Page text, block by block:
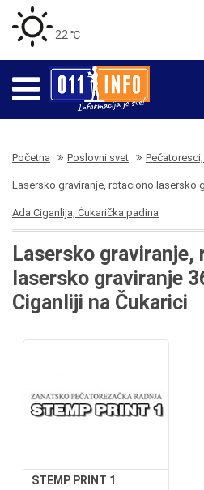
22 ℃
Početna Poslovni svet
Lasersko graviranje, rotaciono lasersko
Ada Ciganlija, Čukarička padina
Lasersko graviranje,
lasersko graviranje
Ciganliji na Čukarici
STEMP PRINT 1